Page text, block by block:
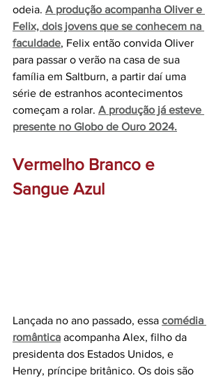
odeia. A produção acompanha Oliver e
Felix, dois jovens que se conhecem na
faculdade, Felix então convida Oliver
para passar o verão na casa de sua
família em Saltburn, a partir daí uma
série de estranhos acontecimentos
começam a rolar. A produção já esteve
presente no Globo de Ouro 2024.
Vermelho Branco e
Sangue Azul
Lançada no ano passado, essa comédia
romântica acompanha Alex, filho da
presidenta dos Estados Unidos, e
Henry, príncipe britânico. Os dois são